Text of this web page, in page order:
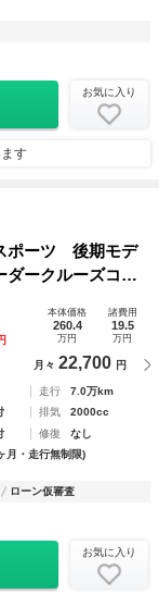
お気に入り
す
ポーツ 後期モデ
ークルーズコン
ー 前席パワー
クカメラ 電動
本体価格
260.4
万円
諸費用
19.5
万円
月々 22,700 円
走行
7.0万km
排気
2000cc
修復
なし
月・走行無制限)
ローン仮審査
お気に入り